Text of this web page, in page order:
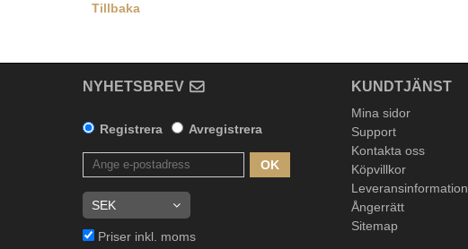
Tillbaka
NYHETSBREV
Registrera Avregistrera
OK
Priser inkl. moms
KUNDTJÄNST
Mina sidor
Support
Kontakta oss
Köpvillkor
Leveransinformation
Ångerrätt
Sitemap